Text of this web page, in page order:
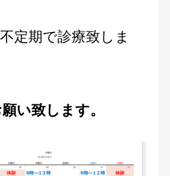
定期で診療致しま
い致します。